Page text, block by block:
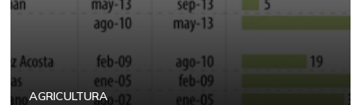
AGRICULTURA